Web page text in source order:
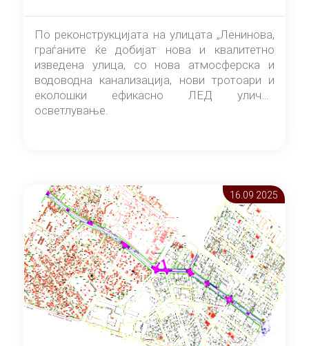
По реконструкцијата на улицата „Ленинова,
граѓаните ќе добијат нова и квалитетно
изведена улица, со нова атмосферска и
водоводна канализација, нови тротоари и
еколошки ефикасно ЛЕД улично
осветлување.
16.09 2025